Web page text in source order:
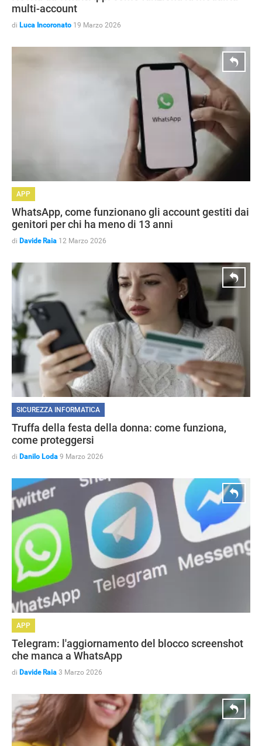
multi-account
di Luca Incoronato 19 Marzo 2026
APP
WhatsApp, come funzionano gli account gestiti dai
genitori per chi ha meno di 13 anni
di Davide Raia 12 Marzo 2026
SICUREZZA INFORMATICA
Truffa della festa della donna: come funziona,
come proteggersi
di Danilo Loda 9 Marzo 2026
APP
Telegram: l'aggiornamento del blocco screenshot
che manca a WhatsApp
di Davide Raia 3 Marzo 2026